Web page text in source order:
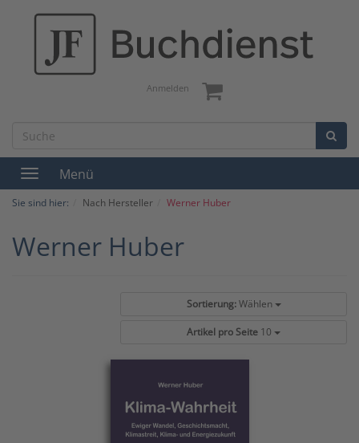
Anmelden
Toggle
navigation
Menü
Sie sind hier: Nach Hersteller Werner Huber
Werner Huber
Sortierung: Wählen
Artikel pro Seite 10